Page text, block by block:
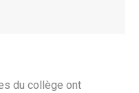
du collège ont